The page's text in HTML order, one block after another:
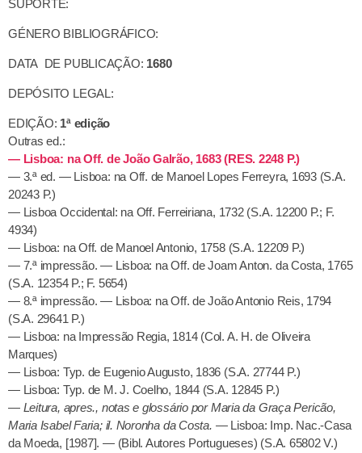
SUPORTE:
GÉNERO BIBLIOGRÁFICO:
DATA DE PUBLICAÇÃO: 1680
DEPÓSITO LEGAL:
EDIÇÃO: 1ª edição
Outras ed.:
— Lisboa: na Off. de João Galrão, 1683 (RES. 2248 P.)
— 3.ª ed. — Lisboa: na Off. de Manoel Lopes Ferreyra, 1693 (S.A.
20243 P.)
— Lisboa Occidental: na Off. Ferreiriana, 1732 (S.A. 12200 P.; F.
4934)
— Lisboa: na Off. de Manoel Antonio, 1758 (S.A. 12209 P.)
— 7.ª impressão. — Lisboa: na Off. de Joam Anton. da Costa, 1765
(S.A. 12354 P.; F. 5654)
— 8.ª impressão. — Lisboa: na Off. de João Antonio Reis, 1794
(S.A. 29641 P.)
— Lisboa: na Impressão Regia, 1814 (Col. A. H. de Oliveira
Marques)
— Lisboa: Typ. de Eugenio Augusto, 1836 (S.A. 27744 P.)
— Lisboa: Typ. de M. J. Coelho, 1844 (S.A. 12845 P.)
— Leitura, apres., notas e glossário por Maria da Graça Pericão,
Maria Isabel Faria; il. Noronha da Costa. — Lisboa: Imp. Nac.-Casa
da Moeda, [1987]. — (Bibl. Autores Portugueses) (S.A. 65802 V.)